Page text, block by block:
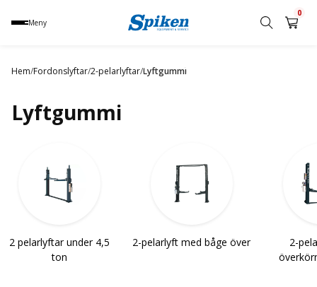
Meny
namn,
varumärke
0
Hem/Fordonslyftar/2-pelarlyftar/Lyftgummi
Lyftgummi
2 pelarlyftar under 4,5
ton
2-pelarlyft med båge över
2-